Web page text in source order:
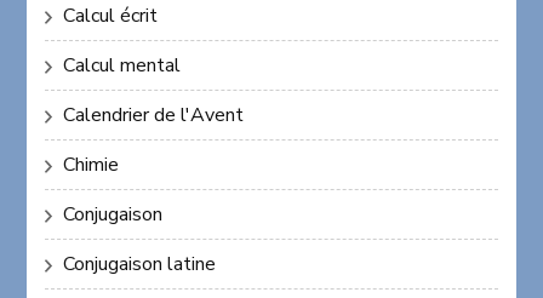
Calcul écrit
Calcul mental
Calendrier de l'Avent
Chimie
Conjugaison
Conjugaison latine